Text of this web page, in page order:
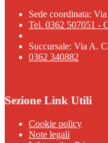
Sede coordinata:
Tel. 0362 507051 -
Succursale: Via A.
0362 340882
Sezione Link Utili
Cookie policy
Note legali